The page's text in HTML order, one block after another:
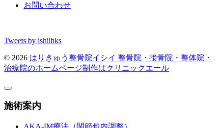
お問い合わせ
Tweets by ishiihks
© 2026 はりきゅう整骨院イシイ 整骨院・接骨院・整体院・
治療院のホームページ制作はクリニックエール
施術案内
AKA-IM療法（関節包内調整）